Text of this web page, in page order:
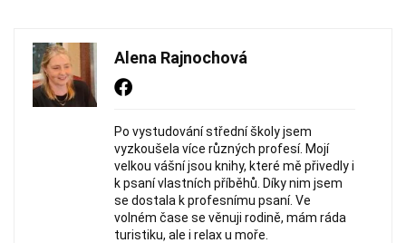
Alena Rajnochová
Po vystudování střední školy jsem
vyzkoušela více různých profesí. Mojí
velkou vášní jsou knihy, které mě přivedly i
k psaní vlastních příběhů. Díky nim jsem
se dostala k profesnímu psaní. Ve
volném čase se věnuji rodině, mám ráda
turistiku, ale i relax u moře.